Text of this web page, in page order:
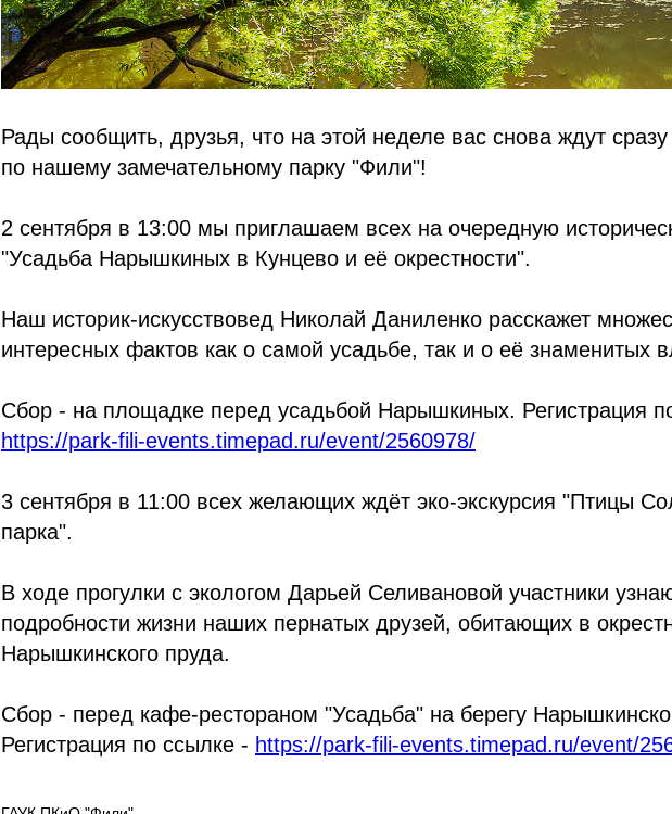
Рады сообщить, друзья, что на этой неделе вас снова ждут сразу
по нашему замечательному парку "Фили"!
2 сентября в 13:00 мы приглашаем всех на очередную
"Усадьба Нарышкиных в Кунцево и её окрестности".
Наш историк-искусствовед Николай Даниленко расскажет
интересных фактов как о самой усадьбе, так и о её знаменитых
Сбор - на площадке перед усадьбой Нарышкиных. Регистрация
https://park-fili-events.timepad.ru/event/2560978/
3 сентября в 11:00 всех желающих ждёт эко-экскурсия "Птицы
парка".
В ходе прогулки с экологом Дарьей Селивановой участники
подробности жизни наших пернатых друзей, обитающих в
Нарышкинского пруда.
Сбор - перед кафе-рестораном "Усадьба" на берегу
Регистрация по ссылке - https://park-fili-events.timepad.ru/event/